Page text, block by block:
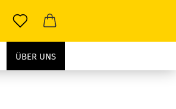
ÜBER UNS